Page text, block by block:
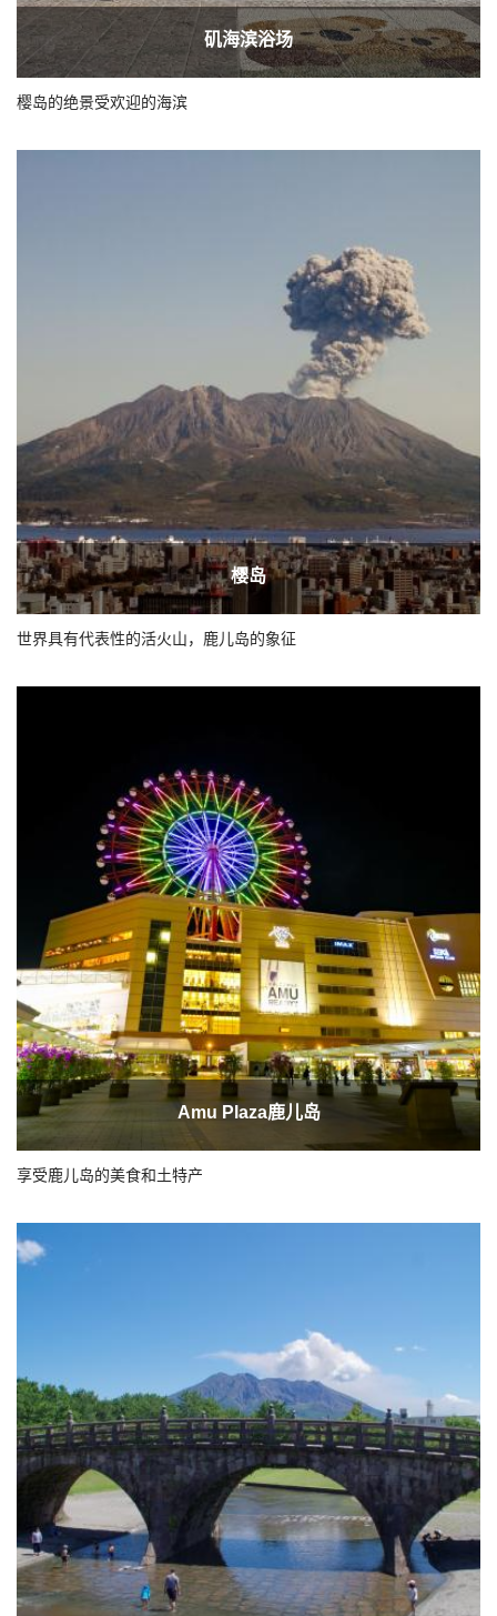
矶海滨浴场
樱岛的绝景受欢迎的海滨
樱岛
世界具有代表性的活火山，鹿儿岛的象征
Amu Plaza鹿儿岛
享受鹿儿岛的美食和土特产